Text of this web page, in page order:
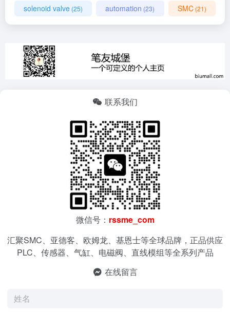
solenoid valve (25) automation (23) SMC(21)
联系我们
微信号： rssme_com
汇聚SMC、亚德客、欧姆龙、基恩士等全球品牌，正品供应
PLC、传感器、气缸、电磁阀、直线模组等全系列产品
在线留言